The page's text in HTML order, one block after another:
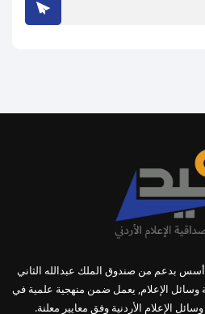
أسس بدعم من صندوق الملك عبدالله الثاني
وسائل الإعلام, يعمل ضمن منهجية علمية في
الإعلام الأردنية وفق معايير معلنة.